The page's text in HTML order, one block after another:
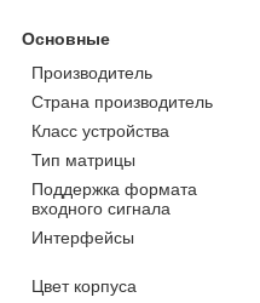
Основные
Производитель
Страна производитель
Класс устройства
Тип матрицы
Поддержка формата
входного сигнала
Интерфейсы
Цвет корпуса